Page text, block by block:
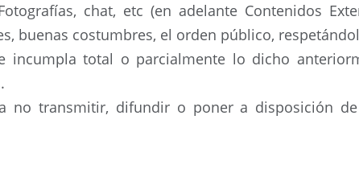
chat, etc (en adelante Contenidos
buenas costumbres, el orden público,
incumpla total o parcialmente lo dicho
no transmitir, difundir o poner a disposición